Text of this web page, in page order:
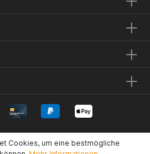
Cookies, um eine bestmögliche